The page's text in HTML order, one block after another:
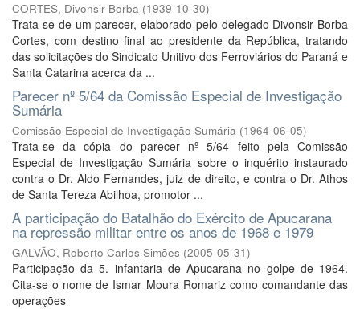
CORTES, Divonsir Borba (1939-10-30)
Trata-se de um parecer, elaborado pelo delegado Divonsir Borba
Cortes, com destino final ao presidente da República, tratando
das solicitações do Sindicato Unitivo dos Ferroviários do Paraná e
Santa Catarina acerca da ...
Parecer nº 5/64 da Comissão Especial de Investigação
Sumária
Comissão Especial de Investigação Sumária (1964-06-05)
Trata-se da cópia do parecer nº 5/64 feito pela Comissão
Especial de Investigação Sumária sobre o inquérito instaurado
contra o Dr. Aldo Fernandes, juiz de direito, e contra o Dr. Athos
de Santa Tereza Abilhoa, promotor ...
A participação do Batalhão do Exército de Apucarana
na repressão militar entre os anos de 1968 e 1979
GALVÃO, Roberto Carlos Simões (2005-05-31)
Participação da 5. infantaria de Apucarana no golpe de 1964.
Cita-se o nome de Ismar Moura Romariz como comandante das
operações